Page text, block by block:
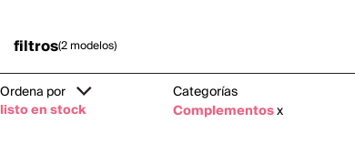
filtros(2 modelos)
Ordena por
listo en stock
Categorías
Complementosx